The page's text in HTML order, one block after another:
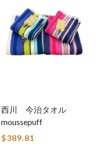
西川 今治タオル
moussepuff
$389.81